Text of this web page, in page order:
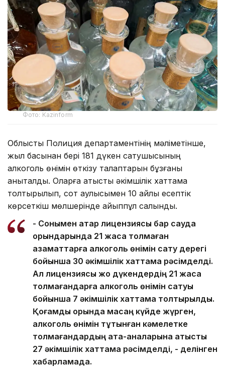
Фото: Kazinform
Облыстық Полиция департаментінің мәліметінше,
жыл басынан бері 181 дүкен сатушысының
алкоголь өнімін өткізу талаптарын бұзғаны
анықталды. Оларға қатысты әкімшілік хаттама
толтырылып, сот қаулысымен 10 айлық есептік
көрсеткіш мөлшерінде айыппұл салынды.
- Сонымен қатар лицензиясы бар сауда
орындарында 21 жасқа толмаған
азаматтарға алкоголь өнімін сату дерегі
бойынша 30 әкімшілік хаттама рәсімделді.
Ал лицензиясы жоқ дүкендердің 21 жасқа
толмағандарға алкоголь өнімін сатуы
бойынша 7 әкімшілік хаттама толтырылды.
Қоғамдық орында масаң күйде жүрген,
алкоголь өнімін тұтынған кәмелетке
толмағандардың ата-аналарына қатысты
27 әкімшілік хаттама рәсімделді, - делінген
хабарламада.